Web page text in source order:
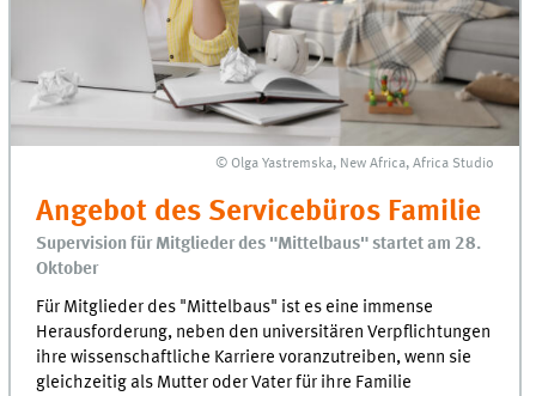
© Olga Yastremska, New Africa, Africa Studio
Angebot des Servicebüros Familie
Supervision für Mitglieder des "Mittelbaus" startet am 28.
Oktober
Für Mitglieder des "Mittelbaus" ist es eine immense
Herausforderung, neben den universitären Verpflichtungen
ihre wissenschaftliche Karriere voranzutreiben, wenn sie
gleichzeitig als Mutter oder Vater für ihre Familie